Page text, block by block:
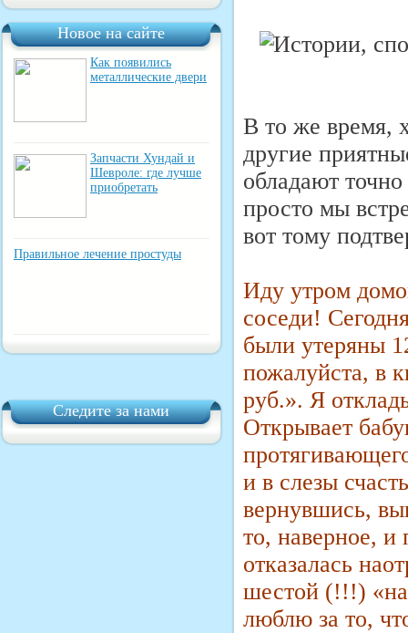
Новое на сайте
Как появились
металлические двери
Запчасти Хундай и
Шевроле: где лучше
приобретать
Правильное лечение простуды
Следите за нами
В то же время,
другие
обладают
просто мы
вот тому
Иду утром
соседи!
были утеряны
пожалуйста, в
руб.». Я
Открывает
и в слезы
вернувшись,
то, наверное,
отказалась
шестой (!!!)
люблю за то,